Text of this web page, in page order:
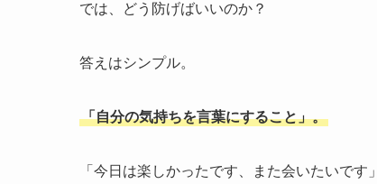
では、どう防げばいいのか？
答えはシンプル。
「自分の気持ちを言葉にすること」。
「今日は楽しかったです、また会いたいです」